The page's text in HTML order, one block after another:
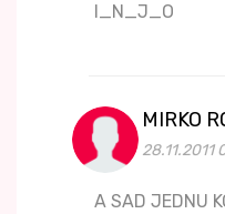
I_N_J_O
MIRKO
28.11.2011
A SAD JEDNU